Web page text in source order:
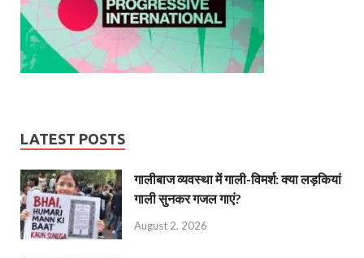
LATEST POSTS
गालीबाज व्‍यवस्‍था में गाली-विमर्श: क्या लड़कियां
गाली सुनकर गजल गाएं?
August 2, 2026